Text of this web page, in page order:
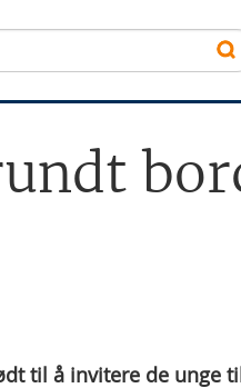
til å invitere de unge